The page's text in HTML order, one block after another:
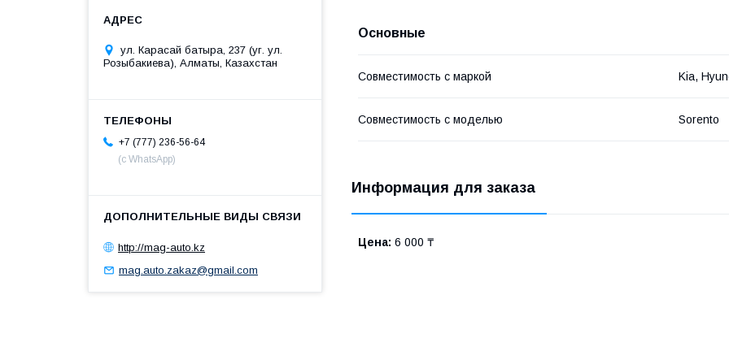
Основные
Совместимость с маркой Kia,
Совместимость с моделью Sorento
Информация для заказа
Цена: 6 000 ₸
ул. Карасай батыра, 237 (уг. ул.
Розыбакиева), Алматы, Казахстан
+7 (777) 236-56-64
(с WhatsApp)
http://mag-auto.kz
mag.auto.zakaz@gmail.com